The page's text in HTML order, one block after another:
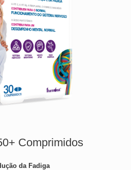
Comprimidos
da Fadiga